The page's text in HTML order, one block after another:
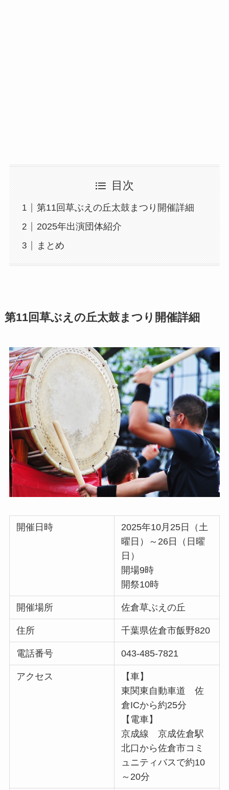
目次
第11回草ぶえの丘太鼓まつり開催詳細
2025年出演団体紹介
まとめ
第11回草ぶえの丘太鼓まつり開催詳細
開催日時
2025年10月25日（土
曜日）～26日（日曜
日）
開場9時
開祭10時
開催場所 佐倉草ぶえの丘
住所 千葉県佐倉市飯野820
電話番号 043-485-7821
アクセス
【車】
東関東自動車道 佐
倉ICから約25分
【電車】
京成線 京成佐倉駅
北口から佐倉市コミ
ュニティバスで約10
～20分